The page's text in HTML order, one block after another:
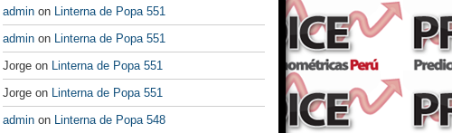
admin on Linterna de Popa 551
admin on Linterna de Popa 551
Jorge on Linterna de Popa 551
Jorge on Linterna de Popa 551
admin on Linterna de Popa 548